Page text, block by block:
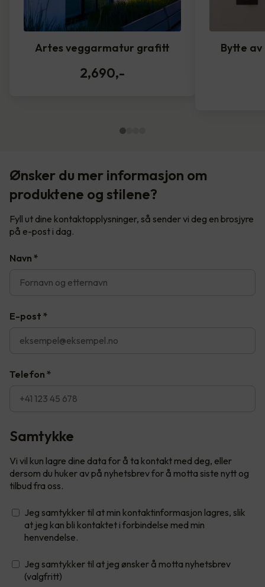
Artes veggarmatur grafitt
2,690,-
Bytte
Ønsker du mer informasjon om
produktene og stilene?
Fyll ut dine kontaktopplysninger, så sender vi deg en brosjyre
på e-post i dag.
Navn *
E-post *
Telefon *
Samtykke
Vi vil kun lagre dine data for å ta kontakt med deg, eller
dersom du huker av på nyhetsbrev for å motta siste nytt og
tilbud fra oss.
Jeg samtykker til at min kontaktinformasjon lagres, slik
at jeg kan bli kontaktet i forbindelse med min
henvendelse.
Jeg samtykker til at jeg ønsker å motta nyhetsbrev
(valgfritt)